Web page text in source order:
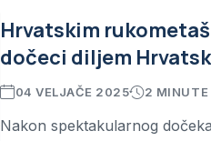
Hrvatskim
dočeci diljem
04 VELJAČE 2025 2 MINUTE
Nakon spektakularnog